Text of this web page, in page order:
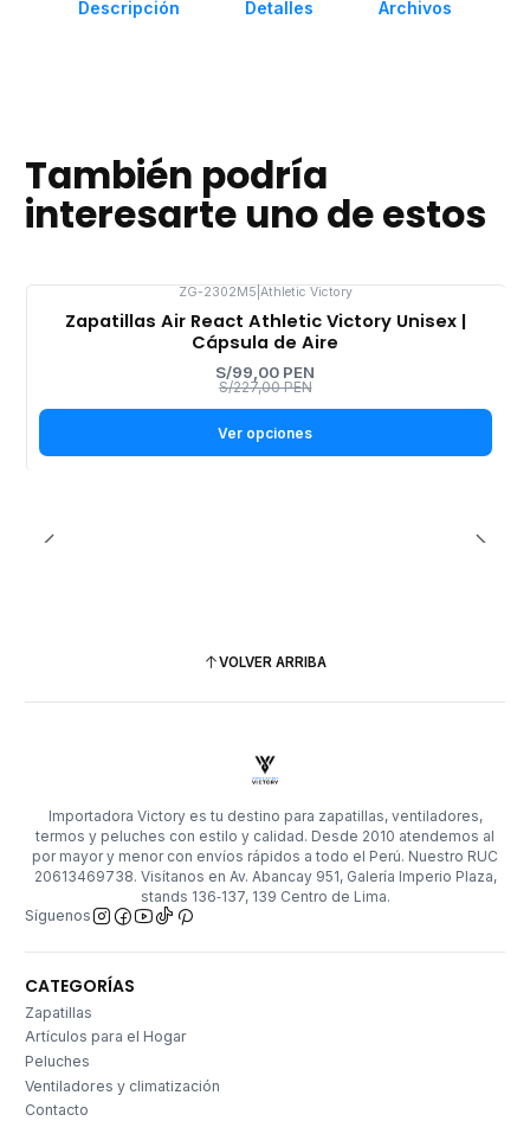
Descripción Detalles Archivos
También podría
interesarte uno de estos
-56%
OFF
ZG-2302M5 Athletic Victory
Zapatillas Air React Athletic Victory Unisex |
Cápsula de Aire
S/99,00 PEN
S/227,00 PEN
Ver opciones
VOLVER ARRIBA
Importadora Victory es tu destino para zapatillas, ventiladores,
termos y peluches con estilo y calidad. Desde 2010 atendemos al
por mayor y menor con envíos rápidos a todo el Perú. Nuestro RUC
20613469738. Visítanos en Av. Abancay 951, Galería Imperio Plaza,
stands 136‑137, 139 Centro de Lima.
Síguenos
CATEGORÍAS
Zapatillas
Artículos para el Hogar
Peluches
Ventiladores y climatización
Contacto